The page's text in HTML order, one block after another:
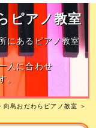
ピアノ教室
にあるピアノ教室
人に合わせ
。
向島おだわらピアノ教室
＞